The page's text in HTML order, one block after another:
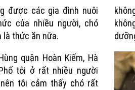
được các gia đình nuôi
của nhiều người, chó
là thức ăn nữa.
quận Hoàn Kiếm, Hà
tôi ở rất nhiều người
tôi cảm thấy chó rất